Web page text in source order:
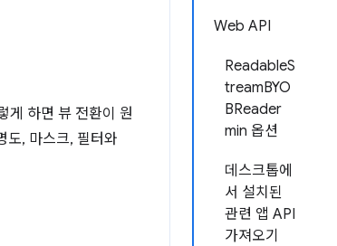
Web API
ReadableS
treamBYO
BReader
min 옵션
데스크톱에
서 설치된
관련 앱 API
가져오기
게 하면 뷰 전환이 원
도, 마스크, 필터와